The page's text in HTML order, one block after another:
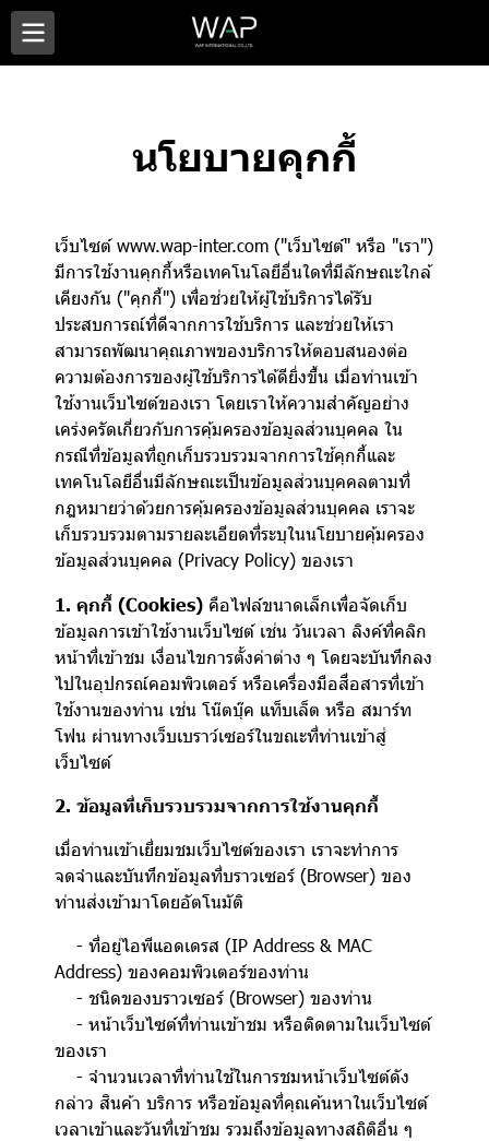
นโยบายคุกกี้
เว็บไซต์ www.wap-inter.com ("เว็บไซต์" หรือ "เรา")
มีการใช้งานคุกกี้หรือเทคโนโลยีอื่นใดที่มีลักษณะใกล้
เคียงกัน ("คุกกี้") เพื่อช่วยให้ผู้ใช้บริการได้รับ
ประสบการณ์ที่ดีจากการใช้บริการ และช่วยให้เรา
สามารถพัฒนาคุณภาพของบริการให้ตอบสนองต่อ
ความต้องการของผู้ใช้บริการได้ดียิ่งขึ้น เมื่อท่านเข้า
ใช้งานเว็บไซต์ของเรา โดยเราให้ความสำคัญอย่าง
เคร่งครัดเกี่ยวกับการคุ้มครองข้อมูลส่วนบุคคล ใน
กรณีที่ข้อมูลที่ถูกเก็บรวบรวมจากการใช้คุกกี้และ
เทคโนโลยีอื่นมีลักษณะเป็นข้อมูลส่วนบุคคลตามที่
กฎหมายว่าด้วยการคุ้มครองข้อมูลส่วนบุคคล เราจะ
เก็บรวบรวมตามรายละเอียดที่ระบุในนโยบายคุ้มครอง
ข้อมูลส่วนบุคคล (Privacy Policy) ของเรา
1. คุกกี้ (Cookies) คือไฟล์ขนาดเล็กเพื่อจัดเก็บ
ข้อมูลการเข้าใช้งานเว็บไซต์ เช่น วันเวลา ลิงค์ที่คลิก
หน้าที่เข้าชม เงื่อนไขการตั้งค่าต่าง ๆ โดยจะบันทึกลง
ไปในอุปกรณ์คอมพิวเตอร์ หรือเครื่องมือสื่อสารที่เข้า
ใช้งานของท่าน เช่น โน๊ตบุ๊ค แท็บเล็ต หรือ สมาร์ท
โฟน ผ่านทางเว็บเบราว์เซอร์ในขณะที่ท่านเข้าสู่
เว็บไซต์
2. ข้อมูลที่เก็บรวบรวมจากการใช้งานคุกกี้
เมื่อท่านเข้าเยี่ยมชมเว็บไซต์ของเรา เราจะทำการ
จดจำและบันทึกข้อมูลที่บราวเซอร์ (Browser) ของ
ท่านส่งเข้ามาโดยอัตโนมัติ
- ที่อยู่ไอพีแอดเดรส (IP Address & MAC
Address) ของคอมพิวเตอร์ของท่าน
- ชนิดของบราวเซอร์ (Browser) ของท่าน
- หน้าเว็บไซต์ที่ท่านเข้าชม หรือติดตามในเว็บไซต์
ของเรา
- จำนวนเวลาที่ท่านใช้ในการชมหน้าเว็บไซต์ดัง
กล่าว สินค้า บริการ หรือข้อมูลที่คุณค้นหาในเว็บไซต์
เวลาเข้าและวันที่เข้าชม รวมถึงข้อมูลทางสถิติอื่น ๆ